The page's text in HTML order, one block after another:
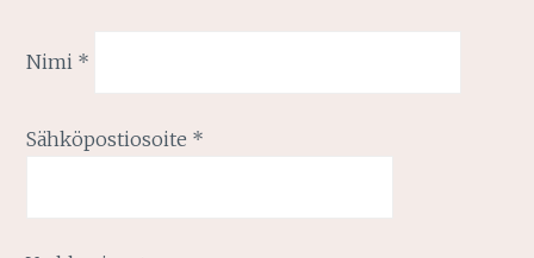
Nimi *
Sähköpostiosoite *